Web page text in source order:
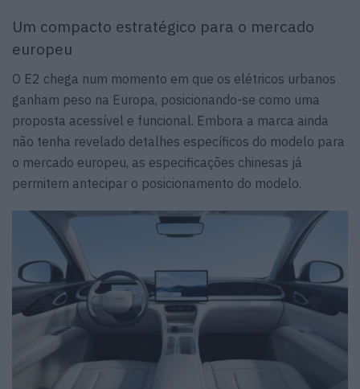
Um compacto estratégico para o mercado
europeu
O E2 chega num momento em que os elétricos urbanos
ganham peso na Europa, posicionando-se como uma
proposta acessível e funcional. Embora a marca ainda
não tenha revelado detalhes específicos do modelo para
o mercado europeu, as especificações chinesas já
permitem antecipar o posicionamento do modelo.